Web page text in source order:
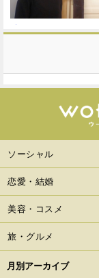
ソーシャル
恋愛・結婚
美容・コスメ
旅・グルメ
月別アーカイブ